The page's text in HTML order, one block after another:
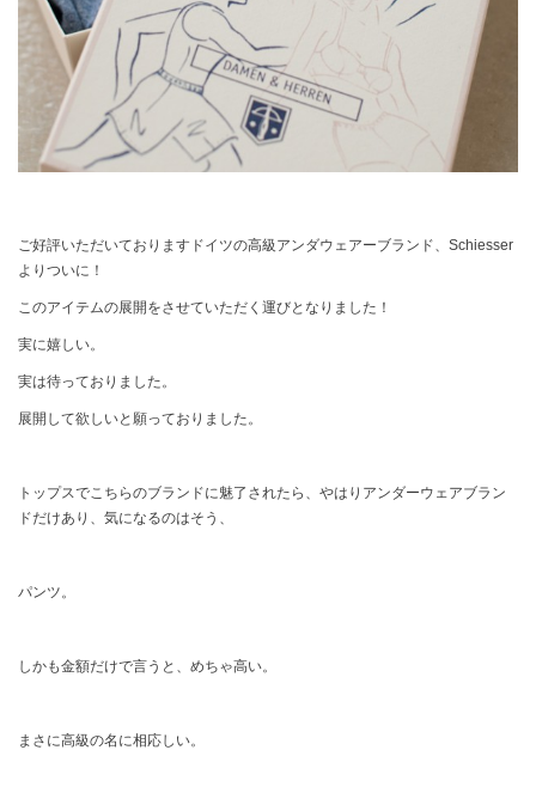
ご好評いただいておりますドイツの高級アンダウェアーブランド、Schiesser
よりついに！
このアイテムの展開をさせていただく運びとなりました！
実に嬉しい。
実は待っておりました。
展開して欲しいと願っておりました。
トップスでこちらのブランドに魅了されたら、やはりアンダーウェアブラン
ドだけあり、気になるのはそう、
パンツ。
しかも金額だけで言うと、めちゃ高い。
まさに高級の名に相応しい。